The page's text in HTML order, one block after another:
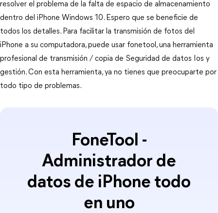
resolver el problema de la falta de espacio de almacenamiento
dentro del iPhone Windows 10. Espero que se beneficie de
todos los detalles. Para facilitar la transmisión de fotos del
iPhone a su computadora, puede usar fonetool, una herramienta
profesional de transmisión / copia de Seguridad de datos Ios y
gestión. Con esta herramienta, ya no tienes que preocuparte por
todo tipo de problemas.
FoneTool -
Administrador de
datos de iPhone todo
en uno